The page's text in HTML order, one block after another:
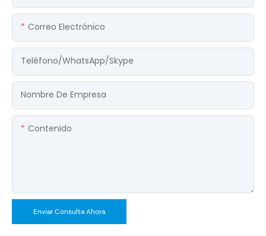
Correo Electrónico
Teléfono/WhatsApp/Skype
Nombre De Empresa
Contenido
Enviar Consulta Ahora